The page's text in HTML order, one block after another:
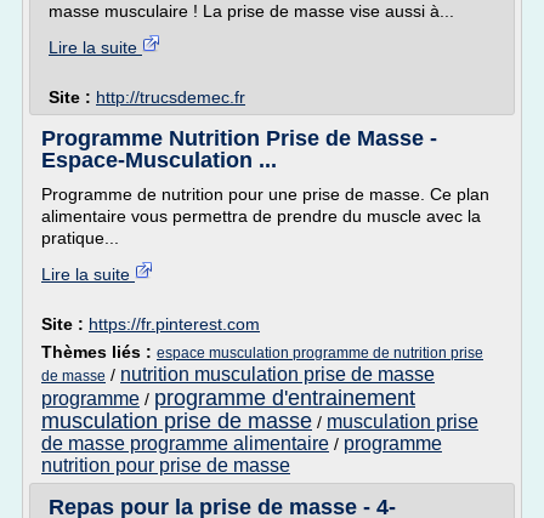
masse musculaire ! La prise de masse vise aussi à...
Lire la suite
Site : http://trucsdemec.fr
Programme Nutrition Prise de Masse -
Espace-Musculation ...
Programme de nutrition pour une prise de masse. Ce plan
alimentaire vous permettra de prendre du muscle avec la
pratique...
Lire la suite
Site : https://fr.pinterest.com
Thèmes liés : espace musculation programme de nutrition prise
de masse / nutrition musculation prise de masse
programme / programme d'entrainement
musculation prise de masse / musculation prise
de masse programme alimentaire / programme
nutrition pour prise de masse
Repas pour la prise de masse - 4-